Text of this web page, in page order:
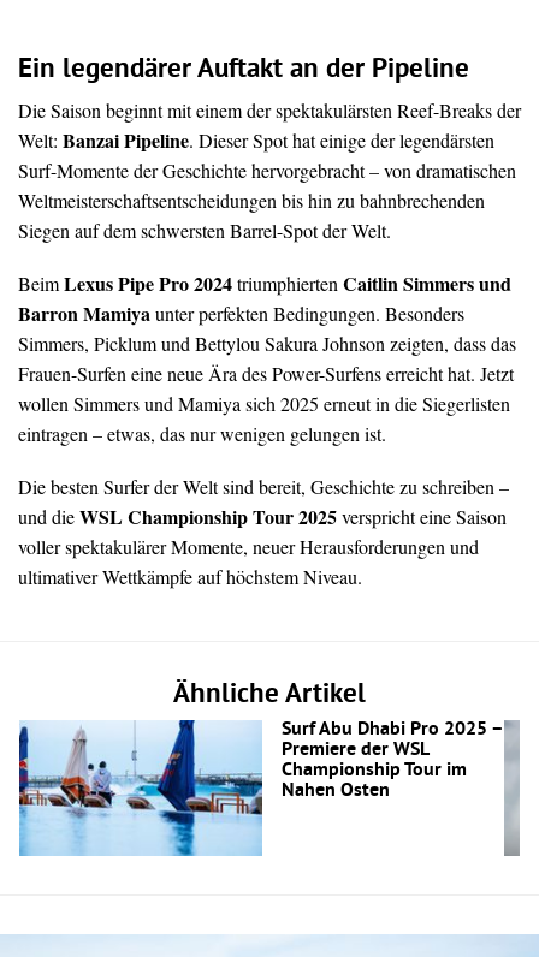
Ein legendärer Auftakt an der Pipeline
Die Saison beginnt mit einem der spektakulärsten Reef-Breaks der
Welt: Banzai Pipeline. Dieser Spot hat einige der legendärsten
Surf-Momente der Geschichte hervorgebracht – von dramatischen
Weltmeisterschaftsentscheidungen bis hin zu bahnbrechenden
Siegen auf dem schwersten Barrel-Spot der Welt.
BeimLexus Pipe Pro 2024triumphierten Caitlin Simmers und
Barron Mamiyaunter perfekten Bedingungen. Besonders
Simmers, Picklum und Bettylou Sakura Johnson zeigten, dass das
Frauen-Surfen eine neue Ära des Power-Surfens erreicht hat. Jetzt
wollen Simmers und Mamiya sich 2025 erneut in die Siegerlisten
eintragen – etwas, das nur wenigen gelungen ist.
Die besten Surfer der Welt sind bereit, Geschichte zu schreiben –
und dieWSL Championship Tour 2025verspricht eine Saison
voller spektakulärer Momente, neuer Herausforderungen und
ultimativer Wettkämpfe auf höchstem Niveau.
Ähnliche Artikel
Surf Abu Dhabi Pro 2025 –
Premiere der WSL
Championship Tour im
Nahen Osten